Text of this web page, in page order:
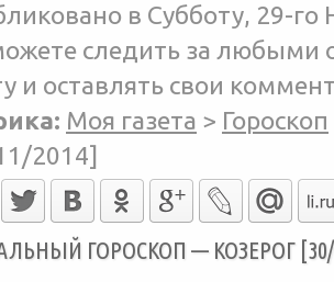
в Субботу, 29-го
следить за любыми
и оставлять свои
Моя газета > Гороскоп
2014]
ГОРОСКОП — КОЗЕРОГ [30/